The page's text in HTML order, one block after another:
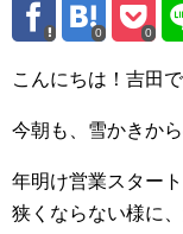
0 0
こんにちは！吉田で
今朝も、雪かきか
年明け営業スター
狭くならない様に